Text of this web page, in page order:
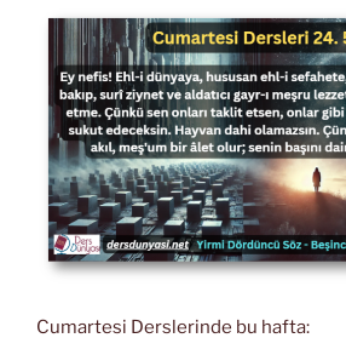
Cumartesi Derslerinde bu hafta: